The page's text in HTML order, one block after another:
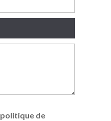
politique de